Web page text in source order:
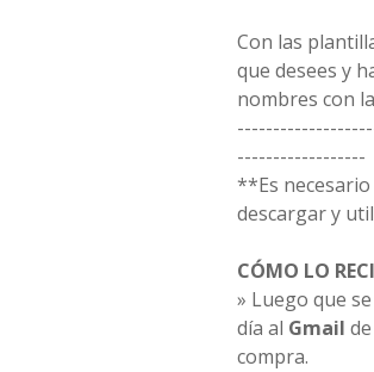
Con las
que desees y
nombres con
------------------
**Es
descargar y
CÓMO LO
» Luego que
día al Gmail
compra.